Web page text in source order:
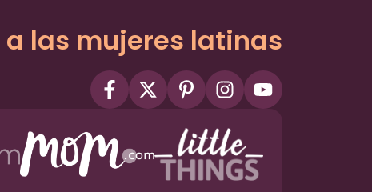
a las mujeres latinas